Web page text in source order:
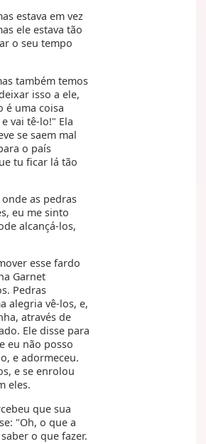
estava em vez
ele estava tão
o seu tempo
também temos
isso a ele,
é uma coisa
vai tê-lo!" Ela
se saem mal
o país
tu ficar lá tão
as pedras
eu me sinto
alcançá-los,
esse fardo
Garnet
Pedras
alegria vê-los, e,
através de
Ele disse para
eu não posso
e adormeceu.
e se enrolou
eles.
que sua
"Oh, o que a
o que fazer.